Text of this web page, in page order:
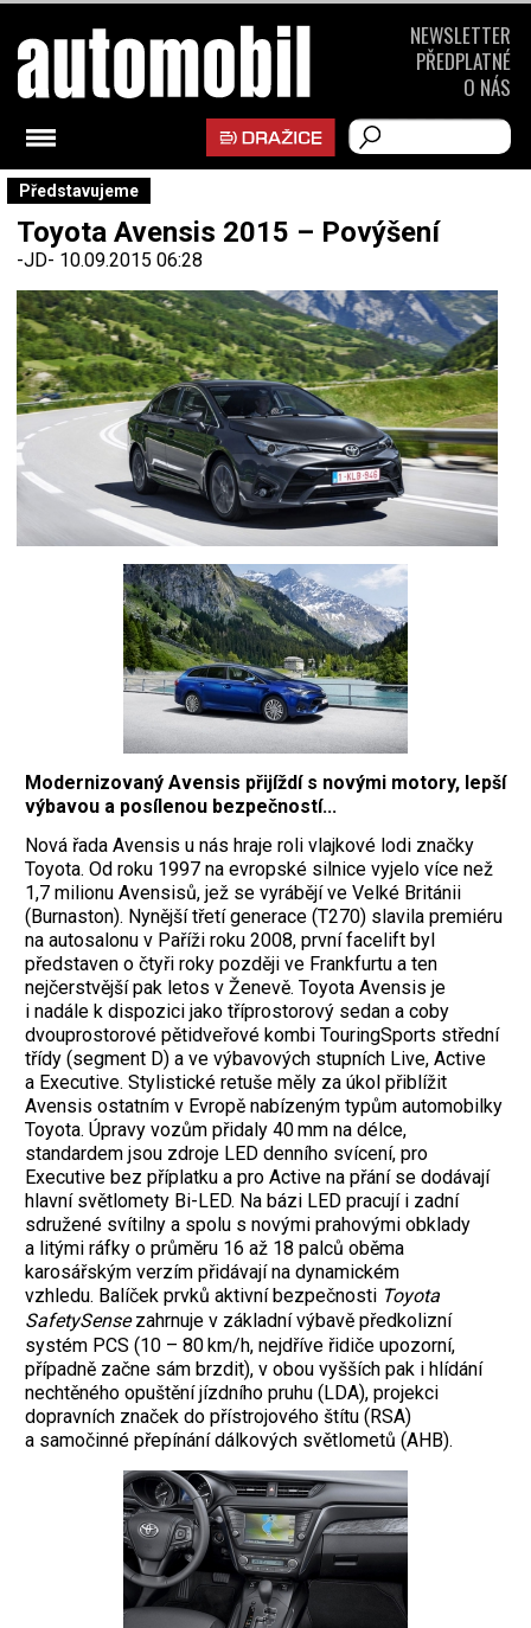
Představujeme
Toyota Avensis 2015 – Povýšení
-JD- 10.09.2015 06:28
Modernizovaný Avensis přijíždí s novými motory, lepší
výbavou a posílenou bezpečností...
Nová řada Avensis u nás hraje roli vlajkové lodi značky
Toyota. Od roku 1997 na evropské silnice vyjelo více než
1,7 milionu Avensisů, jež se vyrábějí ve Velké Británii
(Burnaston). Nynější třetí generace (T270) slavila premiéru
na autosalonu v Paříži roku 2008, první facelift byl
představen o čtyři roky později ve Frankfurtu a ten
nejčerstvější pak letos v Ženevě. Toyota Avensis je
i nadále k dispozici jako tříprostorový sedan a coby
dvouprostorové pětidveřové kombi TouringSports střední
třídy (segment D) a ve výbavových stupních Live, Active
a Executive. Stylistické retuše měly za úkol přiblížit
Avensis ostatním v Evropě nabízeným typům automobilky
Toyota. Úpravy vozům přidaly 40 mm na délce,
standardem jsou zdroje LED denního svícení, pro
Executive bez příplatku a pro Active na přání se dodávají
hlavní světlomety Bi-LED. Na bázi LED pracují i zadní
sdružené svítilny a spolu s novými prahovými obklady
a litými ráfky o průměru 16 až 18 palců oběma
karosářským verzím přidávají na dynamickém
vzhledu. Balíček prvků aktivní bezpečnosti Toyota
SafetySensezahrnuje v základní výbavě předkolizní
systém PCS (10 – 80 km/h, nejdříve řidiče upozorní,
případně začne sám brzdit), v obou vyšších pak i hlídání
nechtěného opuštění jízdního pruhu (LDA), projekci
dopravních značek do přístrojového štítu (RSA)
a samočinné přepínání dálkových světlometů (AHB).
NEWSLETTER
PŘEDPLATNÉ
O NÁS